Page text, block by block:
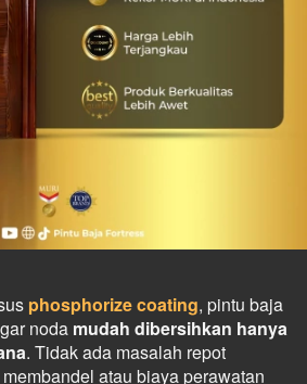
phosphorize coating, pintu baja
noda mudah dibersihkan hanya
. Tidak ada masalah repot
atau biaya perawatan